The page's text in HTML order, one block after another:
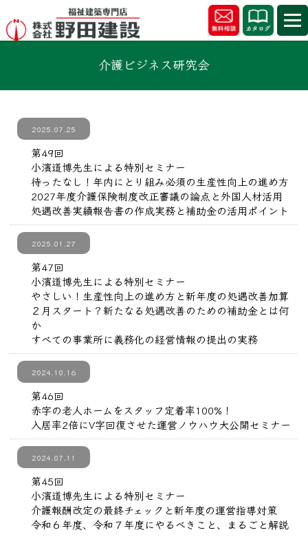
介護ビジネス研究会
2025.07.25
第49回
小濱道博先生による特別セミナー
待ったなし！年内にとり組み必須の生産性向上の進め方
2027年度介護保険制度改正審議の論点と外国人材活用
処遇改善実績報告書の作成実務と補助金の活用ポイント
2025.01.27
第47回
小濱道博先生による特別セミナー
やさしい！生産性向上の進め方と新年度の処遇改善加算
２月スタート？新たなる処遇改善のための補助金とは何
か
すべての事業所に義務化の経営情報の提出の実務
2024.10.16
第46回
赤字の老人ホームをスタッフ定着率100%！
入居率2倍にV字回復させた運営ノウハウ大公開セミナー
2024.07.11
第45回
小濱道博先生による特別セミナー
介護報酬改定の最終チェックと新年度の運営指導対策
令和６年度、令和７年度にやるべきこと、まるごと解説